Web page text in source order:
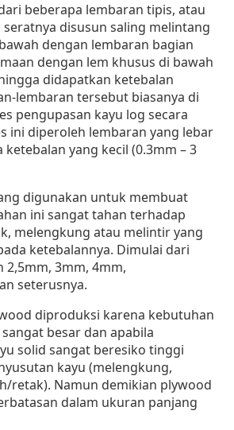
beberapa lembaran tipis, atau
seratnya disusun saling melintang
dengan lembaran bagian
dengan lem khusus di bawah
didapatkan ketebalan
lembaran tersebut biasanya di
pengupasan kayu log secara
ini diperoleh lembaran yang lebar
yang kecil (0.3mm – 3
digunakan untuk membuat
ini sangat tahan terhadap
melengkung atau melintir yang
ketebalannya. Dimulai dari
3mm, 4mm,
seterusnya.
diproduksi karena kebutuhan
besar dan apabila
solid sangat beresiko tinggi
kayu (melengkung,
retak). Namun demikian plywood
dalam ukuran panjang